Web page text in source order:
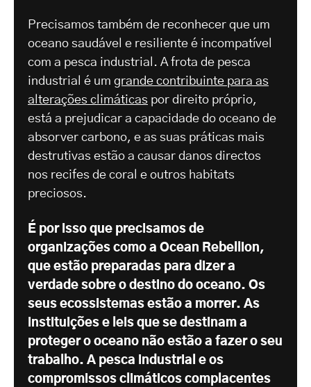
Precisamos também de reconhecer que um
oceano saudável e resiliente é incompatível
com a pesca industrial. A frota de pesca
industrial é um grande contribuinte para as
alterações climáticas por direito próprio,
está a prejudicar a capacidade do oceano de
absorver carbono, e as suas práticas mais
destrutivas estão a causar danos directos
nos recifes de coral e outros habitats
preciosos.
É por isso que precisamos de
organizações como a Ocean Rebellion,
que estão preparadas para dizer a
verdade sobre o destino do oceano. Os
seus ecossistemas estão a morrer. As
instituições e leis que se destinam a
proteger o oceano não estão a fazer o seu
trabalho. A pesca industrial e os
compromissos climáticos complacentes